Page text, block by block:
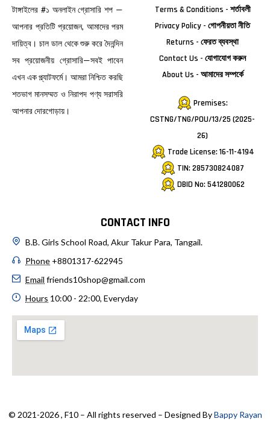
টাঙ্গাইলের #১ অনলাইন গ্রোসারি শপ —
আপনার প্রতিটি প্রয়োজন, আমাদের পরম
দায়িত্ব। চাল ডাল থেকে শুরু করে দৈনন্দিন
সব প্রয়োজনীয় গ্রোসারি—সবই পাবেন
এখন এক প্ল্যাটফর্মে। আমরা নিশ্চিত করছি
শতভাগ মানসম্মত ও নিরাপদ পণ্য সরাসরি
আপনার দোরগোড়ায়।
Terms & Conditions - শর্তাবলী
Privacy Policy - গোপনীয়তা নীতি
Returns - ফেরত ব্যবস্থা
Contact Us - যোগাযোগ করুন
About Us - আমাদের সম্পর্কে
Premises:
CSTNG/TNG/POU/13/25 (2025-
26)
Trade License: 16-11-4194
TIN: 285730824087
DBID No: 541280062
CONTACT INFO
B.B. Girls School Road, Akur Takur Para, Tangail.
Phone +8801317-622945
Email friends10shop@gmail.com
Hours 10:00 - 22:00, Everyday
© 2021-2026 , F10 – All rights reserved – Designed ByBappy Rayan